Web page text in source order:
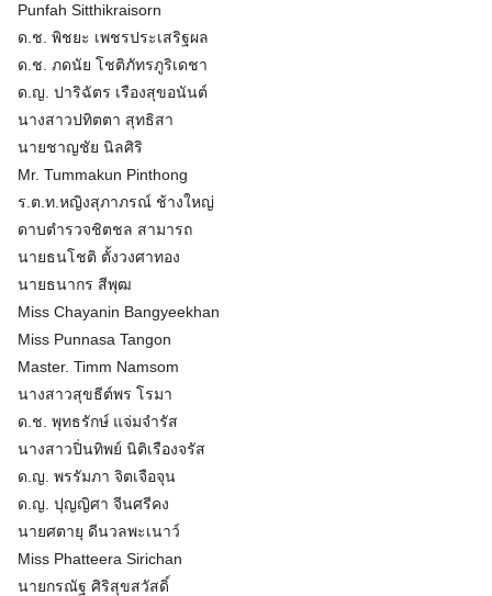
Punfah Sitthikraisorn
ด.ช. พิชยะ เพชรประเสริฐผล
ด.ช. ภดนัย โชติภัทรภูริเดชา
ด.ญ. ปาริฉัตร เรืองสุขอนันต์
นางสาวปทิตตา​ สุทธิสา
นายชาญชัย นิลศิริ
Mr. Tummakun Pinthong
ร.ต.ท.หญิงสุภาภรณ์ ช้างใหญ่
ดาบตำรวจชิตชล สามารถ
นายธนโชติ ตั้งวงศาทอง
นายธนากร สีพุฒ
Miss Chayanin Bangyeekhan
Miss Punnasa Tangon
Master. Timm Namsom
นางสาวสุขธีต์พร โรมา
ด.ช. พุทธรักษ์ แจ่มจำรัส
นางสาวปิ่นทิพย์ นิติเรืองจรัส
ด.ญ. พรรัมภา จิตเจือจุน
ด.ญ. ปุญญิศา จีนศรีคง
นายศตายุ ดีนวลพะเนาว์
Miss Phatteera Sirichan
นายกรณัฐ ศิริสุขสวัสดิ์